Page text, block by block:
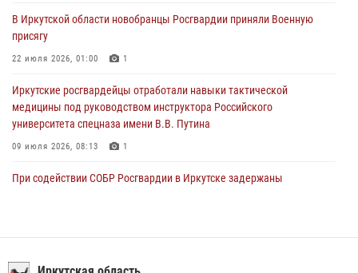
в ведомстве
29 июля 2026, 03:44
В Иркутской области новобранцы Росгвардии приняли Военную
присягу
22 июля 2026, 01:00 1
Иркутские росгвардейцы отработали навыки тактической
медицины под руководством инструктора Российского
университета спецназа имени В.В. Путина
09 июля 2026, 08:13 1
При содействии СОБР Росгвардии в Иркутске задержаны
антитеррористической защищенности для полицейских из Иркутска